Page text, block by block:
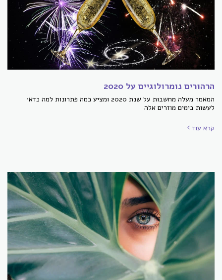
הרהורים נומרולוגיים על 2020
המאמר מעלה מחשבות על שנת 2020 ומציע כמה פתרונות למה כדאי
לעשות בימים מוזרים אלה
קרא עוד